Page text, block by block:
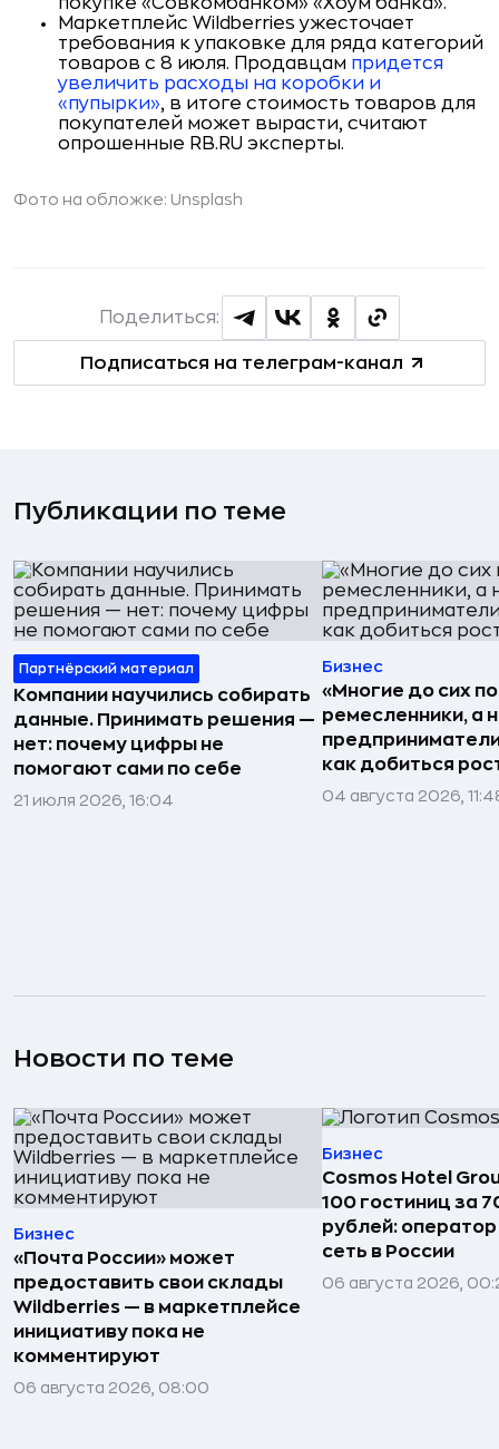
Маркетплейс Wildberries ужесточает
требования к упаковке для ряда категорий
товаров с 8 июля. Продавцам придется
увеличить расходы на коробки и
«пупырки», в итоге стоимость товаров для
покупателей может вырасти, считают
опрошенные RB.RU эксперты.
Фото на обложке: Unsplash
Подписаться на телеграм-канал
Поделиться:
Публикации по теме
Партнёрский материал
Компании научились собирать
данные. Принимать решения —
нет: почему цифры не
помогают сами по себе
21 июля 2026, 16:04
Бизнес
«Многие до сих
ремесленники, а
как добиться
04 августа 2026,
Новости по теме
Бизнес
«Почта России» может
предоставить свои склады
Wildberries — в маркетплейсе
инициативу пока не
комментируют
06 августа 2026, 08:00
Бизнес
Cosmos Hotel
100 гостиниц за
рублей:
сеть в России
06 августа 2026,